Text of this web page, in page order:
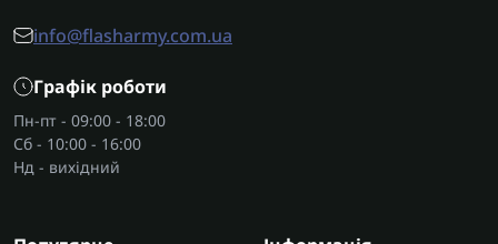
info@flasharmy.com.ua
Графік роботи
Пн-пт - 09:00 - 18:00
Сб - 10:00 - 16:00
Нд - вихідний